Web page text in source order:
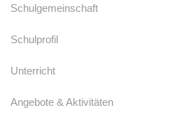
Schulgemeinschaft
Schulprofil
Unterricht
Angebote & Aktivitäten
Zeugnisausgabe